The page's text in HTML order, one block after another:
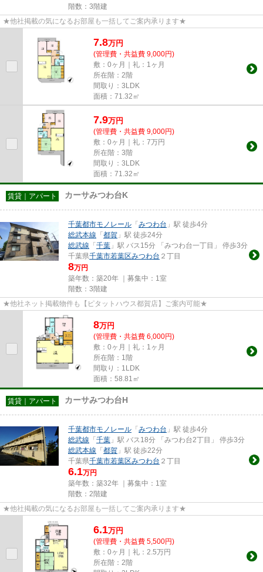
階数：3階建
★他社掲載の気になるお部屋も一括してご案内承ります★
7.8万円
(管理費・共益費 9,000円)
敷：0ヶ月｜礼：1ヶ月
所在階：2階
間取り：3LDK
面積：71.32㎡
7.9万円
(管理費・共益費 9,000円)
敷：0ヶ月｜礼：7万円
所在階：3階
間取り：3LDK
面積：71.32㎡
賃貸｜アパート カーサみつわ台K
千葉都市モノレール 「 みつわ台 」駅 徒歩4分
総武本線 「 都賀 」駅 徒歩24分
総武線 「 千葉 」駅 バス15分 「みつわ台一丁目」 停歩3分
千葉県千葉市若葉区みつわ台 ２丁目
8万円
築年数：築20年 ｜募集中： 1室
階数：3階建
★他社ネット掲載物件も【ピタットハウス都賀店】ご案内可能★
8万円
(管理費・共益費 6,000円)
敷：0ヶ月｜礼：1ヶ月
所在階：1階
間取り：1LDK
面積：58.81㎡
賃貸｜アパート カーサみつわ台H
千葉都市モノレール 「 みつわ台 」駅 徒歩4分
総武線 「 千葉 」駅 バス18分 「みつわ台2丁目」 停歩3分
総武本線 「 都賀 」駅 徒歩22分
千葉県千葉市若葉区みつわ台 ２丁目
6.1万円
築年数：築32年 ｜募集中： 1室
階数：2階建
★他社掲載の気になるお部屋も一括してご案内承ります★
6.1万円
(管理費・共益費 5,500円)
敷：0ヶ月｜礼：2.5万円
所在階：2階